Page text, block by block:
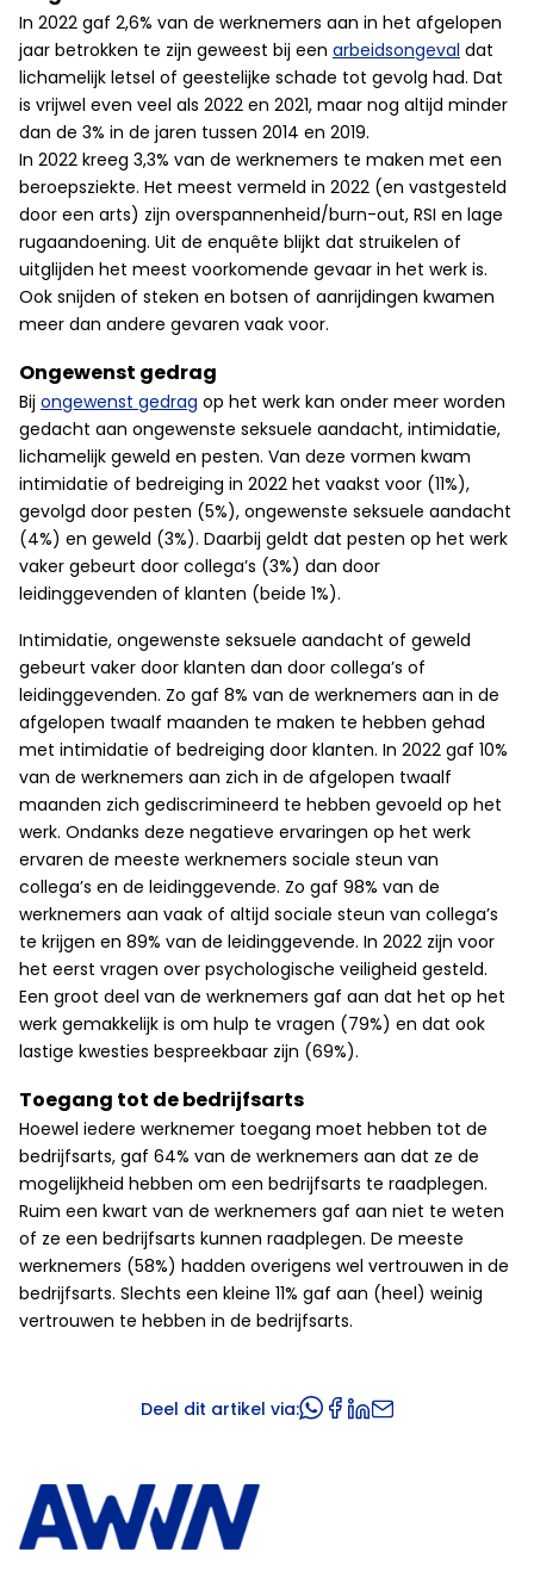
In 2022 gaf 2,6% van de werknemers aan in het afgelopen
jaar betrokken te zijn geweest bij een arbeidsongeval dat
lichamelijk letsel of geestelijke schade tot gevolg had. Dat
is vrijwel even veel als 2022 en 2021, maar nog altijd minder
dan de 3% in de jaren tussen 2014 en 2019.
In 2022 kreeg 3,3% van de werknemers te maken met een
beroepsziekte. Het meest vermeld in 2022 (en vastgesteld
door een arts) zijn overspannenheid/burn-out, RSI en lage
rugaandoening. Uit de enquête blijkt dat struikelen of
uitglijden het meest voorkomende gevaar in het werk is.
Ook snijden of steken en botsen of aanrijdingen kwamen
meer dan andere gevaren vaak voor.
Ongewenst gedrag
Bij ongewenst gedrag op het werk kan onder meer worden
gedacht aan ongewenste seksuele aandacht, intimidatie,
lichamelijk geweld en pesten. Van deze vormen kwam
intimidatie of bedreiging in 2022 het vaakst voor (11%),
gevolgd door pesten (5%), ongewenste seksuele aandacht
(4%) en geweld (3%). Daarbij geldt dat pesten op het werk
vaker gebeurt door collega’s (3%) dan door
leidinggevenden of klanten (beide 1%).
Intimidatie, ongewenste seksuele aandacht of geweld
gebeurt vaker door klanten dan door collega’s of
leidinggevenden. Zo gaf 8% van de werknemers aan in de
afgelopen twaalf maanden te maken te hebben gehad
met intimidatie of bedreiging door klanten. In 2022 gaf 10%
van de werknemers aan zich in de afgelopen twaalf
maanden zich gediscrimineerd te hebben gevoeld op het
werk. Ondanks deze negatieve ervaringen op het werk
ervaren de meeste werknemers sociale steun van
collega’s en de leidinggevende. Zo gaf 98% van de
werknemers aan vaak of altijd sociale steun van collega’s
te krijgen en 89% van de leidinggevende. In 2022 zijn voor
het eerst vragen over psychologische veiligheid gesteld.
Een groot deel van de werknemers gaf aan dat het op het
werk gemakkelijk is om hulp te vragen (79%) en dat ook
lastige kwesties bespreekbaar zijn (69%).
Toegang tot de bedrijfsarts
Hoewel iedere werknemer toegang moet hebben tot de
bedrijfsarts, gaf 64% van de werknemers aan dat ze de
mogelijkheid hebben om een bedrijfsarts te raadplegen.
Ruim een kwart van de werknemers gaf aan niet te weten
of ze een bedrijfsarts kunnen raadplegen. De meeste
werknemers (58%) hadden overigens wel vertrouwen in de
bedrijfsarts. Slechts een kleine 11% gaf aan (heel) weinig
vertrouwen te hebben in de bedrijfsarts.
Deel dit artikel via: